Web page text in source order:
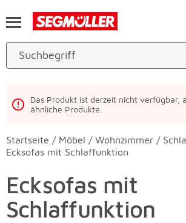
Das Produkt ist derzeit nicht verfügbar,
ähnliche Produkte.
Startseite / Möbel / Wohnzimmer /
Ecksofas mit Schlaffunktion
Ecksofas mit
Schlaffunktion